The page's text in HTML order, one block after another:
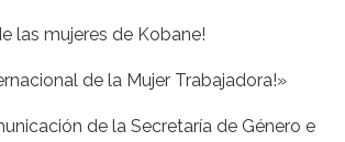
las mujeres de Kobane!
de la Mujer Trabajadora!»
de la Secretaría de Género e